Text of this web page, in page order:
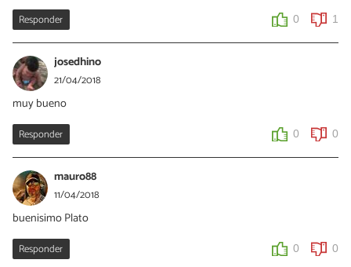
Responder 0 1
josedhino
21/04/2018
muy bueno
Responder 0 0
mauro88
11/04/2018
buenisimo Plato
Responder 0 0